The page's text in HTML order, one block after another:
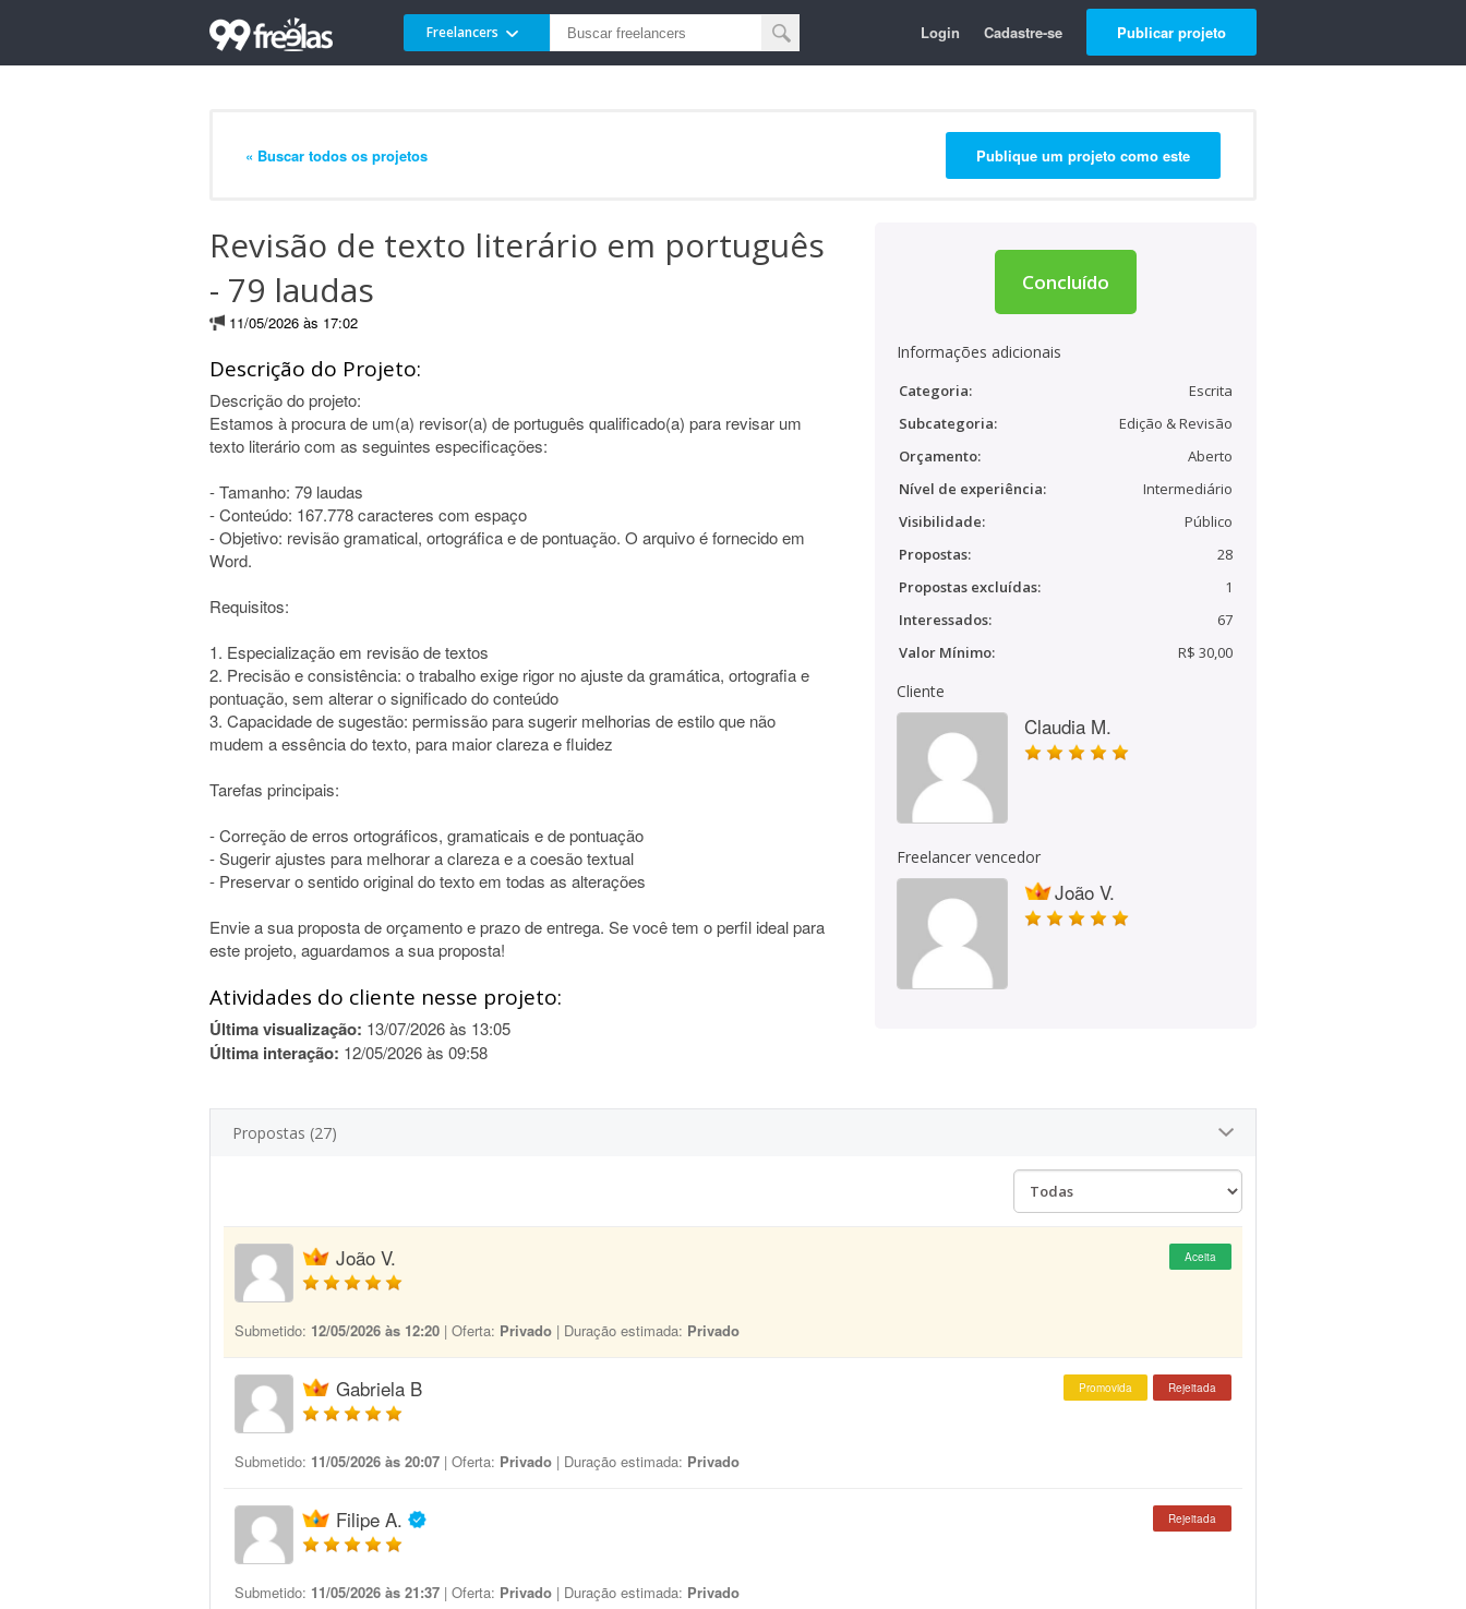
Freelancers Login Cadastre-se Publicar projeto
« Buscar todos os projetos Publique um projeto como este
Revisão de texto literário em português
- 79 laudas
11/05/2026 às 17:02
Descrição do Projeto:
Descrição do projeto:
Estamos à procura de um(a) revisor(a) de português qualificado(a) para revisar um
texto literário com as seguintes especificações:
- Tamanho: 79 laudas
- Conteúdo: 167.778 caracteres com espaço
- Objetivo: revisão gramatical, ortográfica e de pontuação. O arquivo é fornecido em
Word.
Requisitos:
1. Especialização em revisão de textos
2. Precisão e consistência: o trabalho exige rigor no ajuste da gramática, ortografia e
pontuação, sem alterar o significado do conteúdo
3. Capacidade de sugestão: permissão para sugerir melhorias de estilo que não
mudem a essência do texto, para maior clareza e fluidez
Tarefas principais:
- Correção de erros ortográficos, gramaticais e de pontuação
- Sugerir ajustes para melhorar a clareza e a coesão textual
- Preservar o sentido original do texto em todas as alterações
Envie a sua proposta de orçamento e prazo de entrega. Se você tem o perfil ideal para
este projeto, aguardamos a sua proposta!
Atividades do cliente nesse projeto:
Última visualização: 13/07/2026 às 13:05
Última interação: 12/05/2026 às 09:58
Concluído
Informações adicionais
Categoria:
Escrita
Subcategoria:
Edição & Revisão
Orçamento:
Aberto
Nível de experiência:
Intermediário
Visibilidade:
Público
Propostas:
28
Propostas excluídas:
1
Interessados:
67
Valor Mínimo:
R$ 30,00
Cliente
Claudia M.
Freelancer vencedor
João V.
Propostas (27)
João V. Aceita
Submetido: 12/05/2026 às 12:20 | Oferta: Privado | Duração estimada: Privado
Gabriela B Promovida Rejeitada
Submetido: 11/05/2026 às 20:07 | Oferta: Privado | Duração estimada: Privado
Filipe A. Rejeitada
Submetido: 11/05/2026 às 21:37 | Oferta: Privado | Duração estimada: Privado